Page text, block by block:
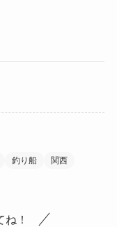
釣り船
関西
！